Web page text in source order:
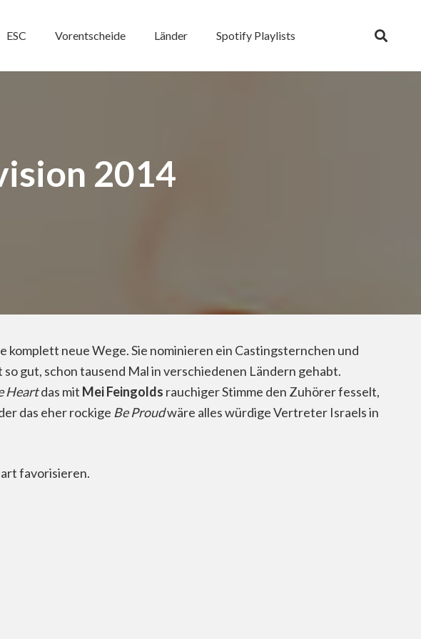
ESC Vorentscheide Länder Spotify Playlists
2014
komplett neue Wege. Sie nominieren ein Castingsternchen und
gut, schon tausend Mal in verschiedenen Ländern gehabt.
Heartdas mit Mei Feingolds rauchiger Stimme den Zuhörer fesselt,
das eher rockige Be Proudwäre alles würdige Vertreter Israels in
favorisieren.